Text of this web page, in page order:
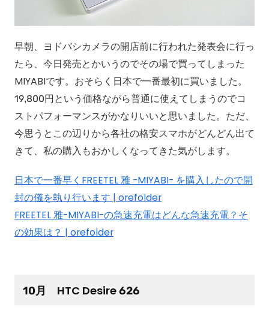
早朝、ヨドバシカメラの開店前に行われた発表会に行っ
たら、今日発売とかいうのでその場で買ってしまった
MIYABIです。おそらく日本で一番最初に買いました。
19,800円という価格ながら普通に使えてしまうのでコ
ストパフォーマンスがかなりいいと思いました。ただ、
今思うとこの辺りから各社の格安スマホがどんどん出て
きて、私の購入もおかしくなってきた気がします。
日本で一番早くFREETEL 雅 -MIYABI- を購入したので開
封の儀を執り行います | orefolder
FREETEL 雅-MIYABI-の急速充電はどんな急速充電？そ
の効果は？ | orefolder
10月 HTC Desire 626